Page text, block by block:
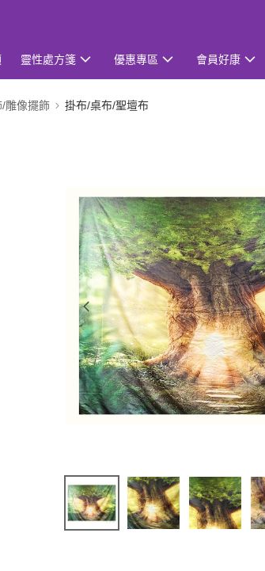
靈性處方箋 優惠專區 會員好康
雕像擺飾 掛布/桌布/聖壇布